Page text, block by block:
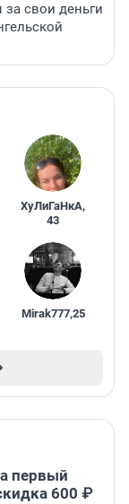
свои деньги
ХуЛиГаНкА,
43
Mirak777,25
первый
600 ₽